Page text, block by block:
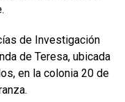
de Investigación
de Teresa, ubicada
en la colonia 20 de